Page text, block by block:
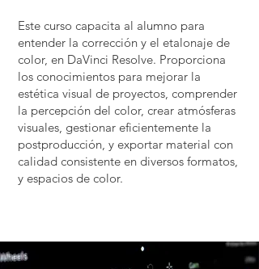
Este curso capacita al alumno para
entender la corrección y el etalonaje de
color, en DaVinci Resolve. Proporciona
los conocimientos para mejorar la
estética visual de proyectos, comprender
la percepción del color, crear atmósferas
visuales, gestionar eficientemente la
postproducción, y exportar material con
calidad consistente en diversos formatos,
y espacios de color.